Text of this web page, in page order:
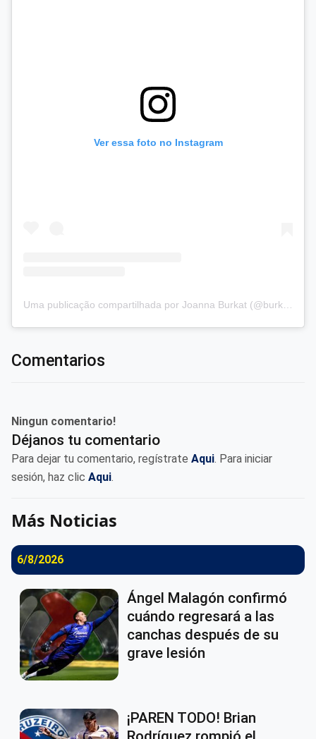
Ver essa foto no Instagram
Uma publicação compartilhada por Joanna Burkat (@burkat.joanna)
Comentarios
Ningun comentario!
Déjanos tu comentario
Para dejar tu comentario, regístrate Aqui. Para iniciar
sesión, haz clic Aqui.
Más Noticias
6/8/2026
Ángel Malagón confirmó
cuándo regresará a las
canchas después de su
grave lesión
¡PAREN TODO! Brian